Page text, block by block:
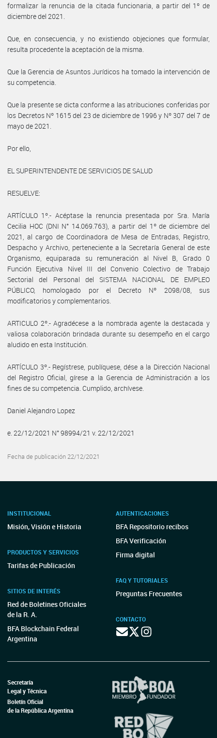
formalizar la renuncia de la citada funcionaria, a partir del 1º de
diciembre del 2021.
Que, en consecuencia, y no existiendo objeciones que formular,
resulta procedente la aceptación de la misma.
Que la Gerencia de Asuntos Jurídicos ha tomado la intervención de
su competencia.
Que la presente se dicta conforme a las atribuciones conferidas por
los Decretos Nº 1615 del 23 de diciembre de 1996 y Nº 307 del 7 de
mayo de 2021.
Por ello,
EL SUPERINTENDENTE DE SERVICIOS DE SALUD
RESUELVE:
ARTÍCULO 1º.- Acéptase la renuncia presentada por Sra. María
Cecilia HOC (DNI N° 14.069.763), a partir del 1º de diciembre del
2021, al cargo de Coordinadora de Mesa de Entradas, Registro,
Despacho y Archivo, perteneciente a la Secretaría General de este
Organismo, equiparada su remuneración al Nivel B, Grado 0
Función Ejecutiva Nivel III del Convenio Colectivo de Trabajo
Sectorial del Personal del SISTEMA NACIONAL DE EMPLEO
PÚBLICO, homologado por el Decreto Nº 2098/08, sus
modificatorios y complementarios.
ARTICULO 2º.- Agradécese a la nombrada agente la destacada y
valiosa colaboración brindada durante su desempeño en el cargo
aludido en esta Institución.
ARTÍCULO 3º.- Regístrese, publíquese, dése a la Dirección Nacional
del Registro Oficial, gírese a la Gerencia de Administración a los
fines de su competencia. Cumplido, archívese.
Daniel Alejandro Lopez
e. 22/12/2021 N° 98994/21 v. 22/12/2021
Fecha de publicación 22/12/2021
INSTITUCIONAL
Misión, Visión e Historia
PRODUCTOS Y SERVICIOS
Tarifas de Publicación
SITIOS DE INTERÉS
Red de Boletines Oficiales
de la R. A.
BFA Blockchain Federal
Argentina
AUTENTICACIONES
BFA Repositorio recibos
BFA Verificación
Firma digital
FAQ Y TUTORIALES
Preguntas Frecuentes
CONTACTO
Secretaría
Legal y Técnica
Boletín Oficial
de la República Argentina